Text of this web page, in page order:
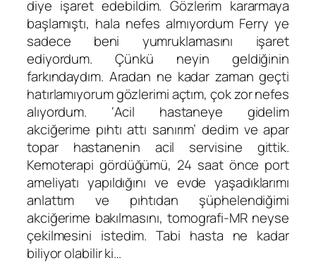
diye işaret edebildim. Gözlerim kararmaya
başlamıştı, hala nefes almıyordum Ferry ye
sadece beni yumruklamasını işaret
ediyordum. Çünkü neyin geldiğinin
farkındaydım. Aradan ne kadar zaman geçti
hatırlamıyorum gözlerimi açtım, çok zor nefes
alıyordum. ‘Acil hastaneye gidelim
akciğerime pıhtı attı sanırım’ dedim ve apar
topar hastanenin acil servisine gittik.
Kemoterapi gördüğümü, 24 saat önce port
ameliyatı yapıldığını ve evde yaşadıklarımı
anlattım ve pıhtıdan şüphelendiğimi
akciğerime bakılmasını, tomografi-MR neyse
çekilmesini istedim. Tabi hasta ne kadar
biliyor olabilir ki…